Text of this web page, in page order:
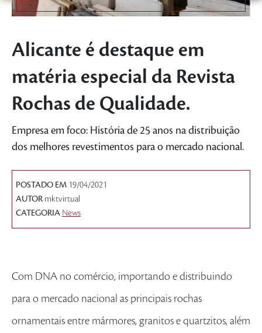
Alicante é destaque em
matéria especial da Revista
Rochas de Qualidade.
Empresa em foco: História de 25 anos na distribuição
dos melhores revestimentos para o mercado nacional.
POSTADO EM 19/04/2021
AUTOR mktvirtual
CATEGORIA News
Com DNA no comércio, importando e distribuindo
para o mercado nacional as principais rochas
ornamentais entre mármores, granitos e quartzitos, além